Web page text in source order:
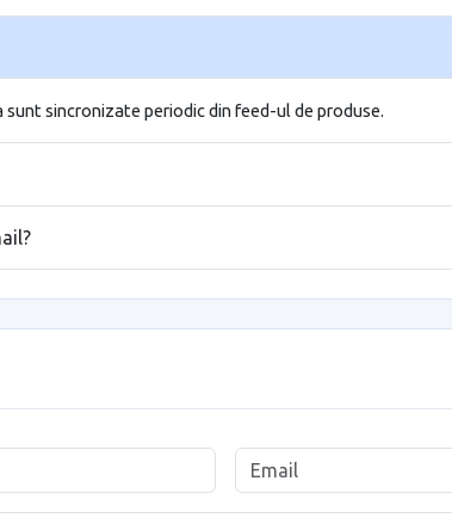
sincronizate periodic din feed-ul de produse.